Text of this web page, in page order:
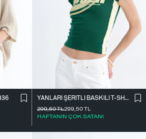
YANLARI ŞERITLI BASKILI T-SHIRT P9035
299,50TL
HAFTANIN ÇOK SATANI
299,50TL